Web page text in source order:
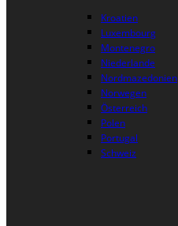
Kroatien
Luxembourg
Montenegro
Niederlande
Nordmazedonien
Norwegen
Österreich
Polen
Portugal
Schweiz